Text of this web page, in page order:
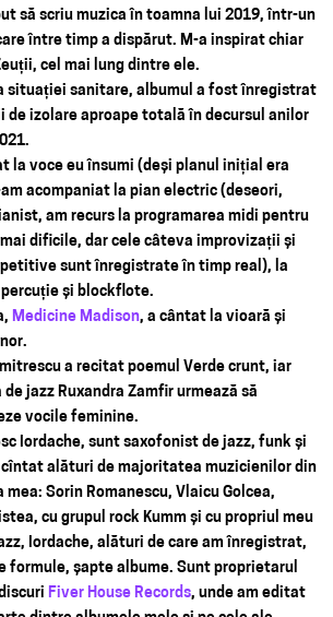
să scriu muzica în toamna lui 2019, într-un
între timp a dispărut. M-a inspirat chiar
cel mai lung dintre ele.
situației sanitare, albumul a fost înregistrat
de izolare aproape totală în decursul anilor
la voce eu însumi (deși planul inițial era
acompaniat la pian electric (deseori,
am recurs la programarea midi pentru
dificile, dar cele câteva improvizații și
sunt înregistrate în timp real), la
și blockflote.
Medicine Madison, a cântat la vioară și
a recitat poemul Verde crunt, iar
jazz Ruxandra Zamfir urmează să
vocile feminine.
Iordache, sunt saxofonist de jazz, funk și
cîntat alături de majoritatea muzicienilor din
mea: Sorin Romanescu, Vlaicu Golcea,
cu grupul rock Kumm și cu propriul meu
Iordache, alături de care am înregistrat,
formule, șapte albume. Sunt proprietarul
Fiver House Records, unde am editat